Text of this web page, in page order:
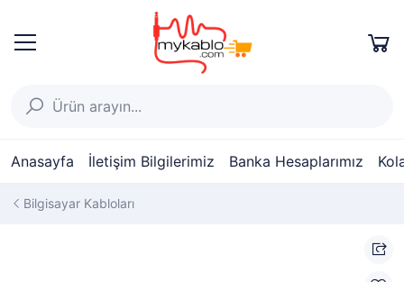
Anasayfa İletişim Bilgilerimiz Banka Hesaplarımız
Bilgisayar Kabloları